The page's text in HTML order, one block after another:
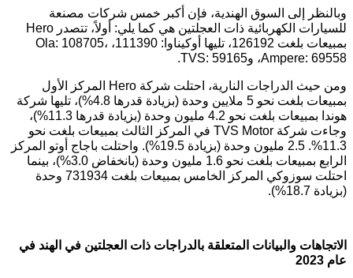
وبالنظر إلى السوق الهندية، فإن أكبر خمس شركات مصنعة
للسيارات الكهربائية ذات العجلتين هي كما يلي: أولاً، تتصدر Hero
بمبيعات بلغت 126192، تليها أوكيناوا: 111390، Ola: 108705،
Ampere: 69558، وTVS: 59165.
ومن حيث الدراجات النارية، احتلت شركة Hero المركز الأول
بمبيعات بلغت نحو 5 ملايين وحدة (بزيادة قدرها 4.8%)، تليها شركة
هوندا بمبيعات بلغت نحو 4.2 مليون وحدة (بزيادة قدرها 11.3%)،
وجاءت شركة TVS Motor في المركز الثالث بمبيعات بلغت نحو
11.3%. 2.5 مليون وحدة (بزيادة 19.5%). واحتلت باجاج أوتو المركز
الرابع بمبيعات بلغت نحو 1.6 مليون وحدة (بانخفاض 3.0%)، بينما
احتلت سوزوكي المركز الخامس بمبيعات بلغت 731934 وحدة
(بزيادة 18.7%).
الاتجاهات والبيانات المتعلقة بالدراجات ذات العجلتين في الهند في
عام 2023